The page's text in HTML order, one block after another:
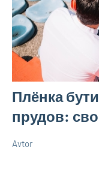
Плёнка
прудов:
Avtor